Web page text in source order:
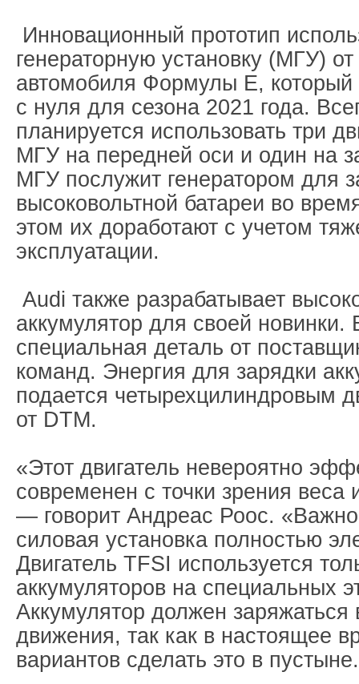
Инновационный прототип
генераторную установку (МГУ)
автомобиля Формулы Е, который
с нуля для сезона 2021 года.
планируется использовать три
МГУ на передней оси и один на
МГУ послужит генератором для
высоковольтной батареи во
этом их доработают с учетом
эксплуатации.
Audi также разрабатывает
аккумулятор для своей
специальная деталь от
команд. Энергия для зарядки
подается четырехцилиндровым
от DTM.
«Этот двигатель невероятно
современен с точки зрения веса
— говорит Андреас Роос.
силовая установка полностью
Двигатель TFSI используется
аккумуляторов на специальных
Аккумулятор должен заряжаться
движения, так как в настоящее
вариантов сделать это в